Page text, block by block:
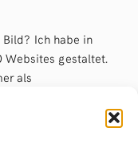
Ich habe in
gestaltet.
als
strukturiert in
Dabei sollte